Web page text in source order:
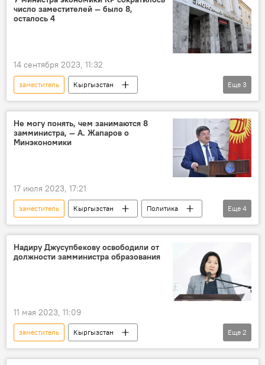
число заместителей — было 8,
осталось 4
14 сентября 2023, 11:32
заместитель
Кыргызстан
Министерство экономики и коммерции КР
министр
сокращение
Еще 3
Не могу понять, чем занимаются 8
замминистра, — А. Жапаров о
Минэкономики
17 июля 2023, 17:21
заместитель Кыргызстан
Политика
Акылбек Жапаров
Министерство экономики и коммерции КР
министр
критика
Еще 4
Надиру Джусупбекову освободили от
должности замминистра образования
11 мая 2023, 11:09
заместитель
Кыргызстан
Надира Джусупбекова
должность
Еще 2